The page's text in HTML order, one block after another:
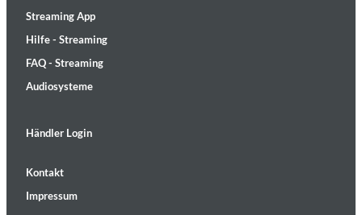
Streaming App
Hilfe - Streaming
FAQ - Streaming
Audiosysteme
Händler Login
Kontakt
Impressum